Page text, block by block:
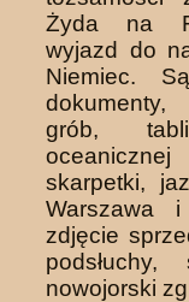
Żyda na
wyjazd do
Niemiec.
grób,
skarpetki,
Warszawa i
zdjęcie
nowojorski